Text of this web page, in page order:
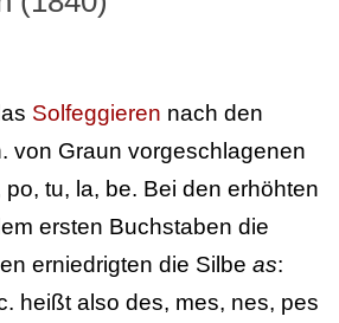
Solfeggieren nach den
von Graun vorgeschlagenen
tu, la, be. Bei den erhöhten
ersten Buchstaben die
erniedrigten die Silbe as:
heißt also des, mes, nes, pes